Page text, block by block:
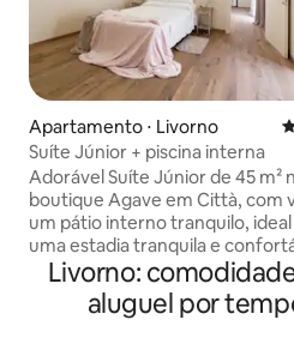
Apartamento ⋅ Livorno
Suíte Júnior + piscina interna
Adorável Suíte Júnior de 45 m²
boutique Agave em Città, com
um pátio interno tranquilo,
uma estadia tranquila e
Possui um quarto duplo, uma
estar acolhedora com cozinha
totalmente equipada e um
Livorno:
aluguel por